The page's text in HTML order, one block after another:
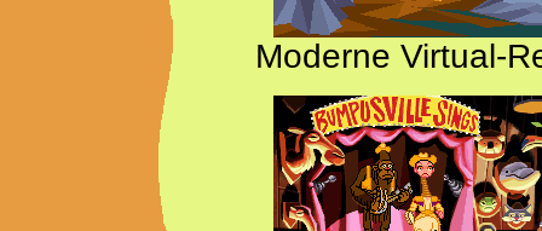
Moderne Virtual-